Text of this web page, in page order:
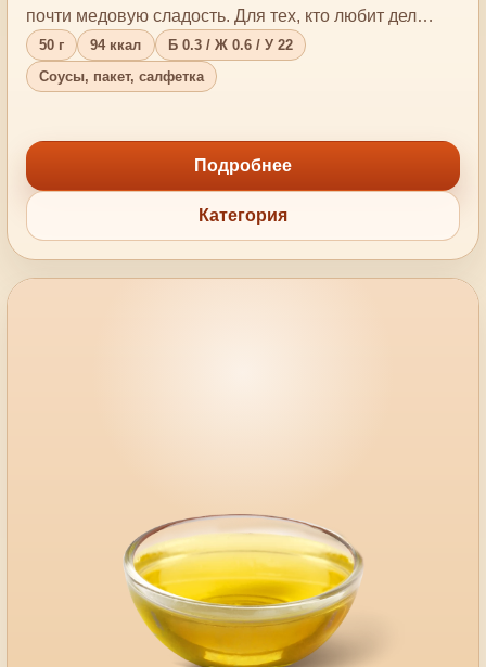
почти медовую сладость. Для тех, кто любит дел…
50 г 94 ккал
Б 0.3 / Ж 0.6 / У 22
Соусы, пакет, салфетка
Подробнее
Категория